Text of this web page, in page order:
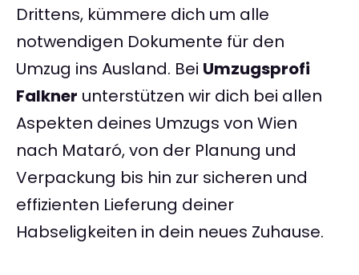
Drittens, kümmere dich um alle
notwendigen Dokumente für den
Umzug ins Ausland. Bei Umzugsprofi
Falkner unterstützen wir dich bei allen
Aspekten deines Umzugs von Wien
nach Mataró, von der Planung und
Verpackung bis hin zur sicheren und
effizienten Lieferung deiner
Habseligkeiten in dein neues Zuhause.